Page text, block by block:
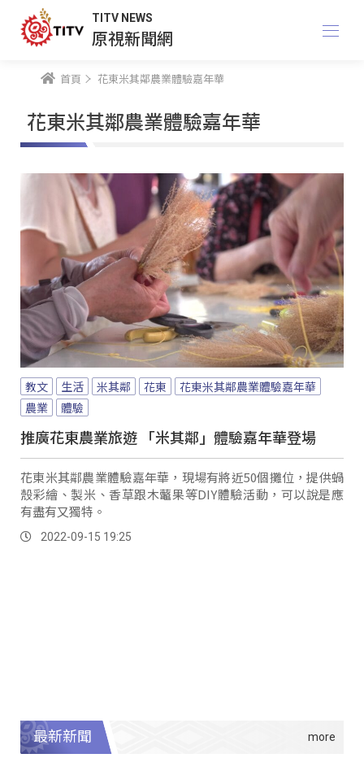
TITV NEWS
原視新聞網
首頁 花東米其鄰農業體驗嘉年華
花東米其鄰農業體驗嘉年華
教文 生活 米其鄰 花東
花東米其鄰農業體驗嘉年華
農業
體驗
推廣花東農業旅遊 「米其鄰」體驗嘉年華登場
花東米其鄰農業體驗嘉年華，現場有將近50個攤位，提供蝸
殼彩繪、製米、香草跟木虌果等DIY體驗活動，可以說是應
有盡有又獨特。
2022-09-15 19:25
最新新聞